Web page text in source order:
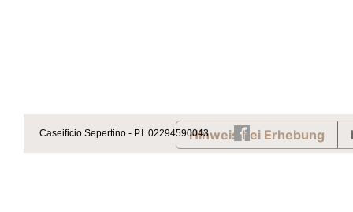
Caseificio Sepertino - P.I. 02294590043Hinweis bei Erhebung